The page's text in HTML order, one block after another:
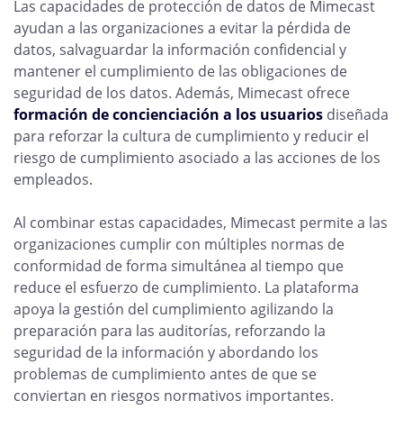
Las capacidades de protección de datos de Mimecast
ayudan a las organizaciones a evitar la pérdida de
datos, salvaguardar la información confidencial y
mantener el cumplimiento de las obligaciones de
seguridad de los datos. Además, Mimecast ofrece
formación de concienciación a los usuarios diseñada
para reforzar la cultura de cumplimiento y reducir el
riesgo de cumplimiento asociado a las acciones de los
empleados.
Al combinar estas capacidades, Mimecast permite a las
organizaciones cumplir con múltiples normas de
conformidad de forma simultánea al tiempo que
reduce el esfuerzo de cumplimiento. La plataforma
apoya la gestión del cumplimiento agilizando la
preparación para las auditorías, reforzando la
seguridad de la información y abordando los
problemas de cumplimiento antes de que se
conviertan en riesgos normativos importantes.